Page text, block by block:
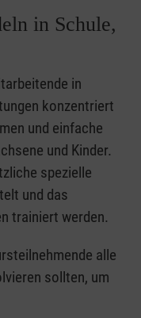
in Schule,
in
konzentriert
und einfache
und Kinder.
spezielle
und das
trainiert werden.
alle
sollten, um